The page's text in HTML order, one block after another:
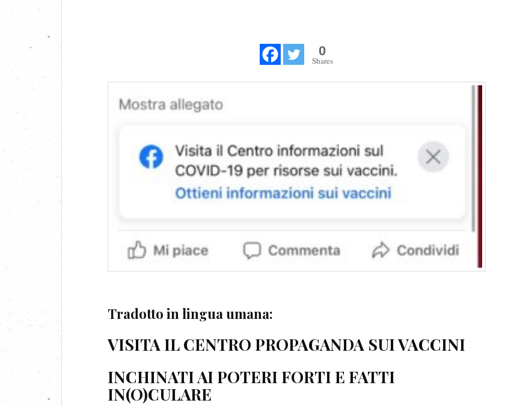
0
Shares
Tradotto in lingua umana:
VISITA IL CENTRO PROPAGANDA SUI VACCINI
INCHINATI AI POTERI FORTI E FATTI
IN(O)CULARE